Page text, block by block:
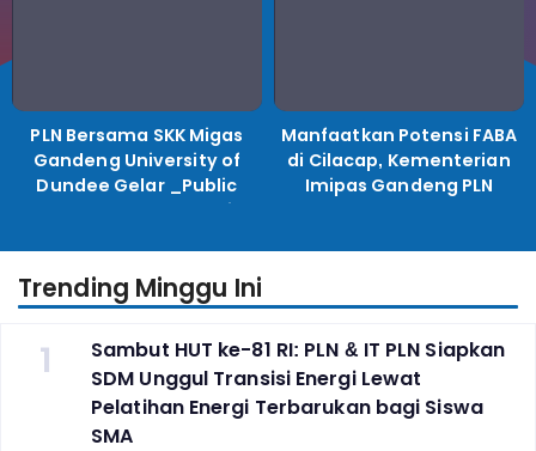
PLN Bersama SKK Migas
Gandeng University of
Dundee Gelar _Public
Lecture_, Kolaborasi
Manfaatkan Potensi FABA
di Cilacap, Kementerian
Imipas Gandeng PLN
Trending Minggu Ini
1
Sambut HUT ke-81 RI: PLN & IT PLN Siapkan
SDM Unggul Transisi Energi Lewat
Pelatihan Energi Terbarukan bagi Siswa
SMA